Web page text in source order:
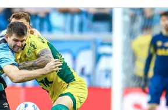
da torcida gremista é de que o
as redes e ajude o Imortal a
fora de casa.
volta em momento